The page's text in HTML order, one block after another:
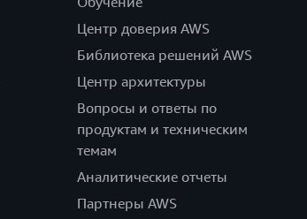
Центр доверия AWS
Библиотека решений AWS
Центр архитектуры
Вопросы и ответы по
продуктам и техническим
темам
Аналитические отчеты
Партнеры AWS